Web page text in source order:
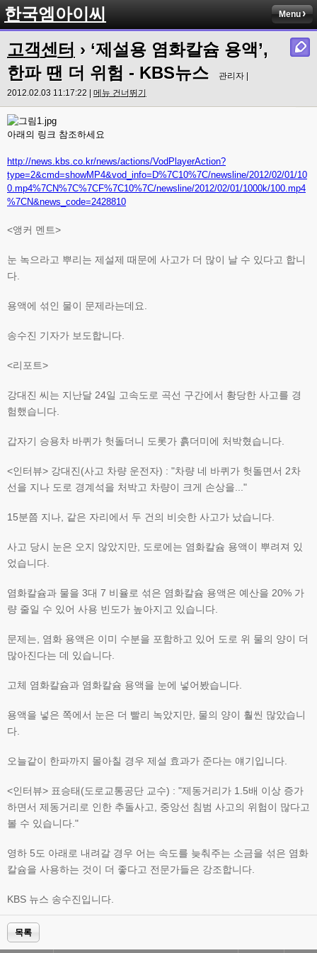
한국엠아이씨 Menu
고객센터 › ‘제설용 염화칼슘 용액’,
한파 땐 더 위험 - KBS뉴스
관리자 |
2012.02.03 11:17:22 | 메뉴 건너뛰기
아래의 링크 참조하세요
http://news.kbs.co.kr/news/actions/VodPlayerAction?
type=2&cmd=showMP4&vod_info=D%7C10%7C/newsline/2012/02/01/10
0.mp4%7CN%7C%7CF%7C10%7C/newsline/2012/02/01/1000k/100.mp4
%7CN&news_code=2428810
<앵커 멘트>
눈 녹으라고 뿌리는 제설제 때문에 사고가 더 많이 날 수 있다고 합니
다.
용액에 섞인 물이 문제라는데요.
송수진 기자가 보도합니다.
<리포트>
강대진 씨는 지난달 24일 고속도로 곡선 구간에서 황당한 사고를 경
험했습니다.
갑자기 승용차 바퀴가 헛돌더니 도롯가 흙더미에 처박혔습니다.
<인터뷰> 강대진(사고 차량 운전자) : "차량 네 바퀴가 헛돌면서 2차
선을 지나 도로 경계석을 처박고 차량이 크게 손상을..."
15분쯤 지나, 같은 자리에서 두 건의 비슷한 사고가 났습니다.
사고 당시 눈은 오지 않았지만, 도로에는 염화칼슘 용액이 뿌려져 있
었습니다.
염화칼슘과 물을 3대 7 비율로 섞은 염화칼슘 용액은 예산을 20% 가
량 줄일 수 있어 사용 빈도가 높아지고 있습니다.
문제는, 염화 용액은 이미 수분을 포함하고 있어 도로 위 물의 양이 더
많아진다는 데 있습니다.
고체 염화칼슘과 염화칼슘 용액을 눈에 넣어봤습니다.
용액을 넣은 쪽에서 눈은 더 빨리 녹았지만, 물의 양이 훨씬 많았습니
다.
오늘같이 한파까지 몰아칠 경우 제설 효과가 준다는 얘기입니다.
<인터뷰> 표승태(도로교통공단 교수) : "제동거리가 1.5배 이상 증가
하면서 제동거리로 인한 추돌사고, 중앙선 침범 사고의 위험이 많다고
볼 수 있습니다."
영하 5도 아래로 내려갈 경우 어는 속도를 늦춰주는 소금을 섞은 염화
칼슘을 사용하는 것이 더 좋다고 전문가들은 강조합니다.
KBS 뉴스 송수진입니다.
목록